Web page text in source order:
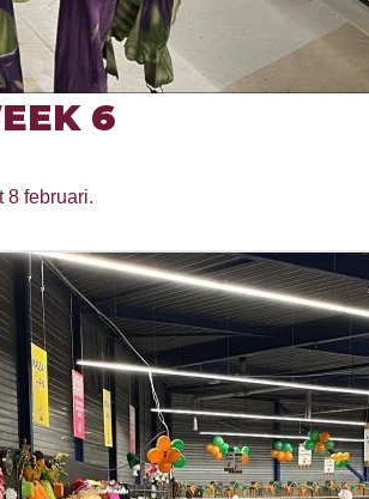
6
8 februari.